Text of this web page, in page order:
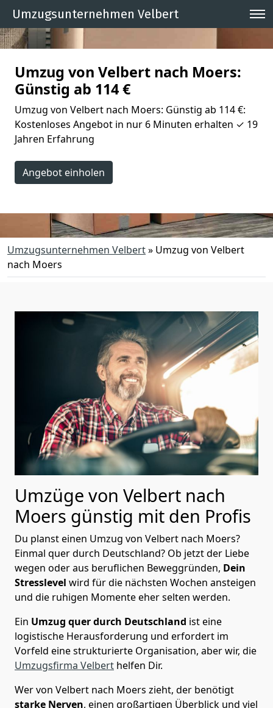
Umzugsunternehmen Velbert
Umzug von Velbert nach Moers:
Günstig ab 114 €
Umzug von Velbert nach Moers: Günstig ab 114 €:
Kostenloses Angebot in nur 6 Minuten erhalten ✓ 19
Jahren Erfahrung
Angebot einholen
Umzugsunternehmen Velbert» Umzug von Velbert
nach Moers
Umzüge von Velbert nach
Moers günstig mit den Profis
Du planst einen Umzug von Velbert nach Moers?
Einmal quer durch Deutschland? Ob jetzt der Liebe
wegen oder aus beruflichen Beweggründen, Dein
Stresslevel wird für die nächsten Wochen ansteigen
und die ruhigen Momente eher selten werden.
Ein Umzug quer durch Deutschland ist eine
logistische Herausforderung und erfordert im
Vorfeld eine strukturierte Organisation, aber wir, die
Umzugsfirma Velbert helfen Dir.
Wer von Velbert nach Moers zieht, der benötigt
starke Nerven, einen großartigen Überblick und viel